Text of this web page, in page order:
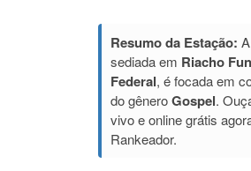
Resumo da Estação:
sediada em Riacho
Federal, é focada em
do gêneroGospel.
vivo e online grátis
Rankeador.